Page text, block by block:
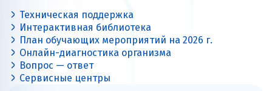
Техническая поддержка
Интерактивная библиотека
План обучающих мероприятий на 2026 г.
Онлайн-диагностика организма
Вопрос — ответ
Сервисные центры